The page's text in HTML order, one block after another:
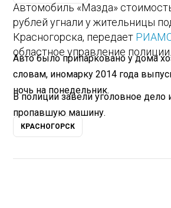
Автомобиль «Мазда»
рублей угнали у жительницы
Красногорска, передает
областное управление полиции.
Авто было припарковано у дома
словам, иномарку 2014 года
ночь на понедельник.
В полиции завели уголовное дело
пропавшую машину.
КРАСНОГОРСК